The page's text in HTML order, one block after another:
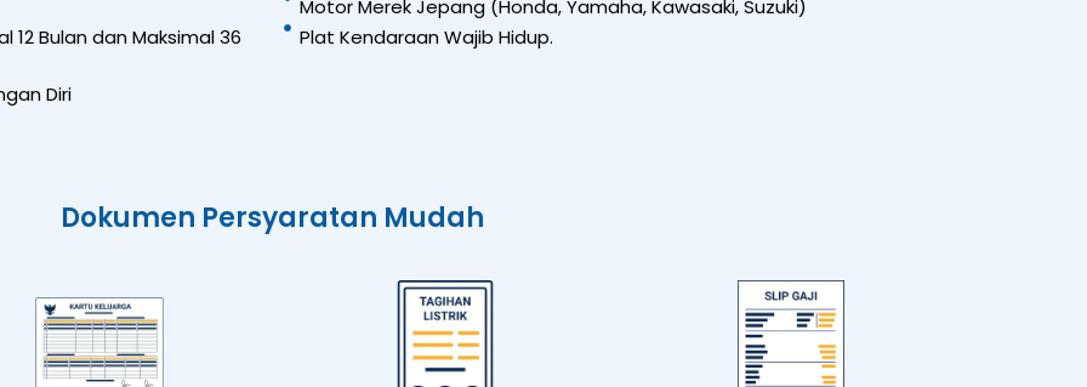
12 Bulan dan Maksimal 36
Diri
Motor Merek Jepang (Honda, Yamaha, Kawasaki, Suzuki)
Plat Kendaraan Wajib Hidup.
Dokumen Persyaratan Mudah